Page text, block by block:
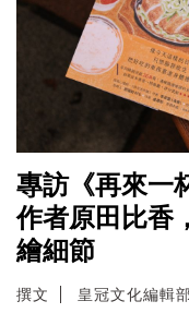
專訪《再來一
作者原田比香
繪細節
撰文 皇冠文化編輯部